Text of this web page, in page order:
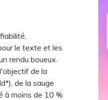
le texte et les
rendu boueux.
de la
de la sauge
à moins de 10 %